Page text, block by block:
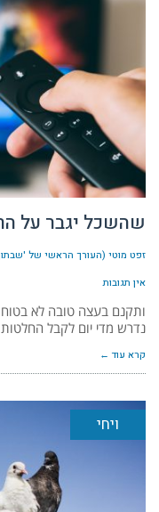
שהשכל יגבר על
זפט מוטי (העורך הראשי של
אין תגובות
ותקנם בעצה טובה לא
נדרש מדי יום לקבל
קרא עוד ←
ויחי